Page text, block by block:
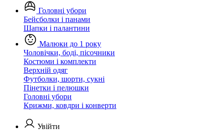
Головні убори
Бейсболки і панами
Шапки і палантини
Малюки до 1 року
Чоловічки, боді, пісочники
Костюми і комплекти
Верхній одяг
Футболки, шорти, сукні
Пінетки і пелюшки
Головні убори
Крижми, ковдри і конверти
Увійти